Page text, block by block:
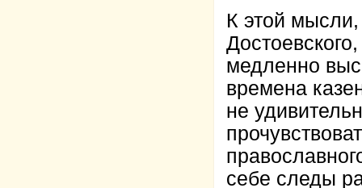
К этой
медленно
времена
не
себе следы